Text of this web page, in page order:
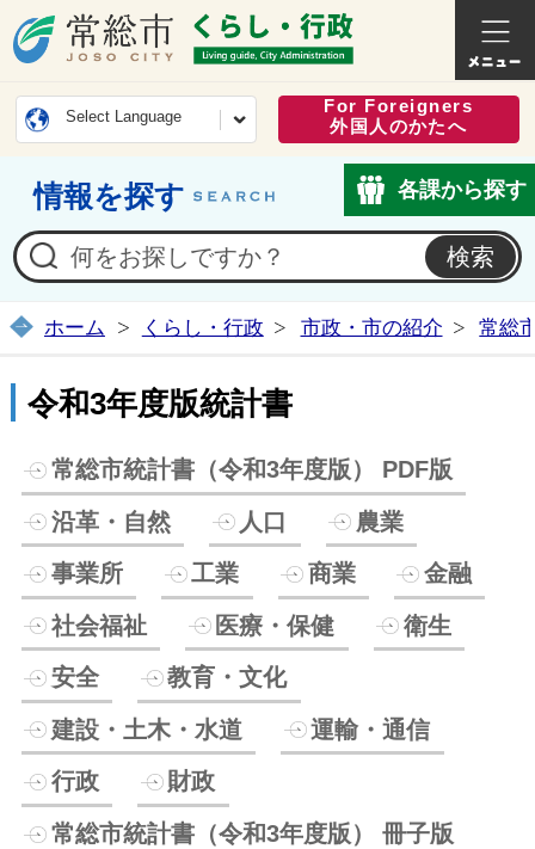
常総市公式ホームページ
くらし
Select Language
For Foreigners
外国人のかたへ
情報を探す 各課から探す
ホーム くらし・行政 市政・市の紹介 常総
令和3年度版統計書
常総市統計書（令和3年度版） PDF版
沿革・自然
人口
農業
事業所
工業 商業
金融
社会福祉
医療・保健
衛生
安全
教育・文化
建設・土木・水道
運輸・通信
行政
財政
常総市統計書（令和3年度版） 冊子版